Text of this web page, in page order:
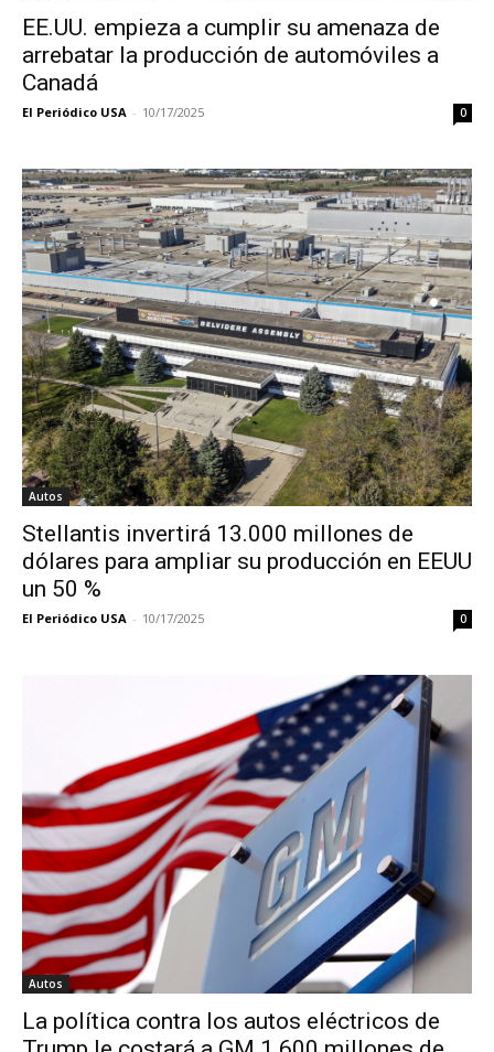
EE.UU. empieza a cumplir su amenaza de
arrebatar la producción de automóviles a
Canadá
El Periódico USA - 10/17/2025 0
Autos
Stellantis invertirá 13.000 millones de
dólares para ampliar su producción en EEUU
un 50 %
El Periódico USA - 10/17/2025 0
Autos
La política contra los autos eléctricos de